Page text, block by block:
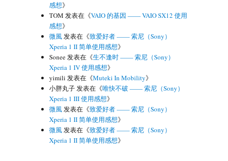
感想》
TOM 发表在《VAIO 的基因 —— VAIO SX12 使用
感想》
微風发表在《致爱好者 —— 索尼（Sony）
Xperia 1 II 简单使用感想》
Sonee发表在《生不逢时 —— 索尼（Sony）
Xperia 1 IV 使用感想》
yimili 发表在《Muteki In Mobility》
小胖丸子发表在《唯快不破 —— 索尼（Sony）
Xperia 1 III 使用感想》
微風发表在《致爱好者 —— 索尼（Sony）
Xperia 1 II 简单使用感想》
微風发表在《致爱好者 —— 索尼（Sony）
Xperia 1 II 简单使用感想》